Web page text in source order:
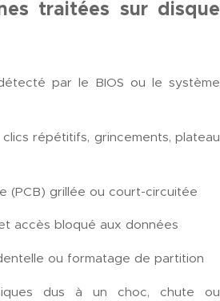
traitées sur disque
par le BIOS ou le système
répétitifs, grincements, plateau
(PCB) grillée ou court-circuitée
accès bloqué aux données
ou formatage de partition
dus à un choc, chute ou